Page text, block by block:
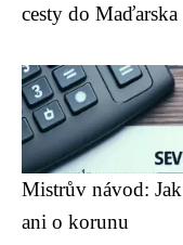
cesty do Maďarska
Mistrův návod:
ani o korunu